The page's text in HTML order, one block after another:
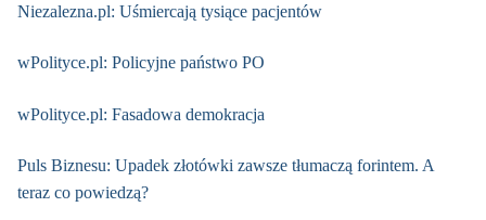
Niezalezna.pl: Uśmiercają tysiące pacjentów
wPolityce.pl: Policyjne państwo PO
wPolityce.pl: Fasadowa demokracja
Puls Biznesu: Upadek złotówki zawsze tłumaczą forintem. A
teraz co powiedzą?